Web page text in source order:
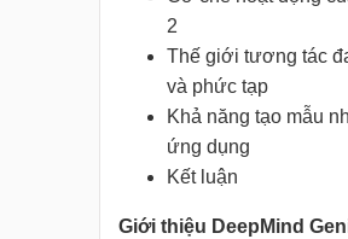
2
Thế giới tương tác
và phức tạp
Khả năng tạo mẫu
ứng dụng
Kết luận
Giới thiệu DeepMind